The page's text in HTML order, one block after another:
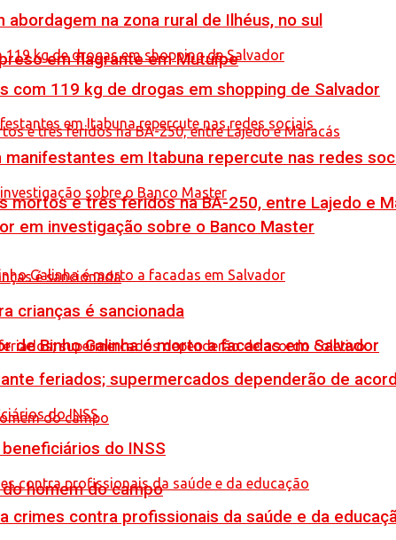
em flagrante em Mutuípe
mortos e três feridos na BA-250, entre Lajedo e
de Binho Galinha é morto a facadas em Salvador
homem do campo
na zona rural de Ilhéus, no sul
com 119 kg de drogas em shopping de Salvador
em Itabuna repercute nas redes
em investigação sobre o Banco Master
crianças é sancionada
feriados; supermercados dependerão de
do INSS
crimes contra profissionais da saúde e da